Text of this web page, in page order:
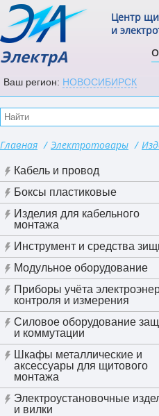
ЭлектрА
Центр
и
Ваш регион: НОВОСИБИРСК
Главная / Электротовары /
Кабель и провод
Боксы пластиковые
Изделия для кабельного
монтажа
Инструмент и средства
Модульное оборудование
Приборы учёта
контроля и измерения
Силовое оборудование
и коммутации
Шкафы металлические и
аксессуары для щитового
монтажа
Электроустановочные
и вилки